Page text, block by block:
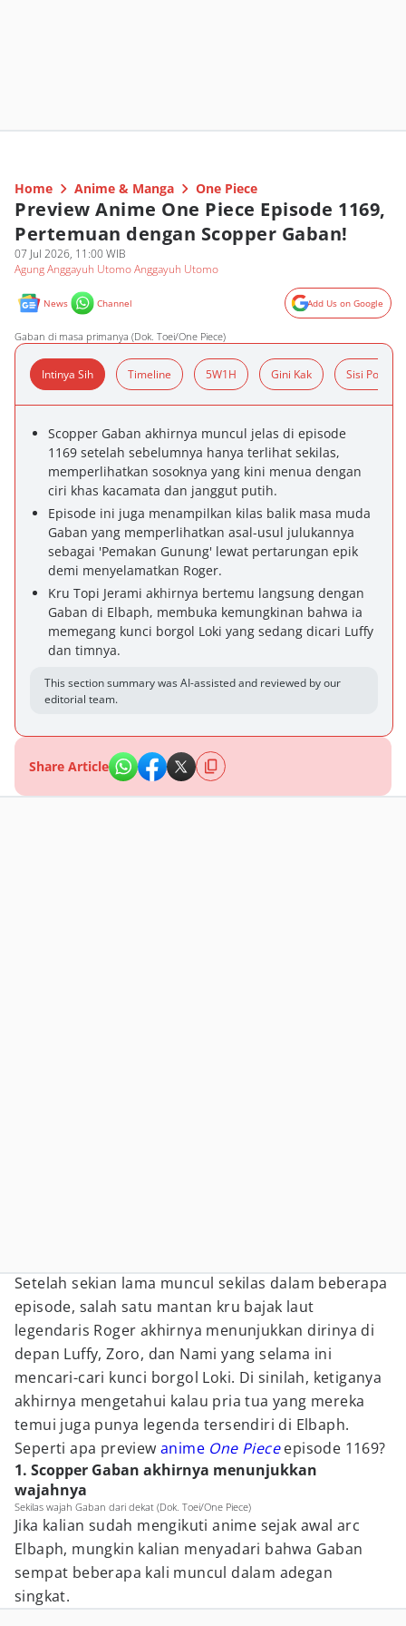
Home Anime & Manga One Piece
Preview Anime One Piece Episode 1169,
Pertemuan dengan Scopper Gaban!
07 Jul 2026, 11:00 WIB
Agung Anggayuh Utomo Anggayuh Utomo
News Channel Add Us on Google
Gaban di masa primanya (Dok. Toei/One Piece)
Intinya Sih Timeline 5W1H Gini Kak Sisi Positif
Scopper Gaban akhirnya muncul jelas di episode
1169 setelah sebelumnya hanya terlihat sekilas,
memperlihatkan sosoknya yang kini menua dengan
ciri khas kacamata dan janggut putih.
Episode ini juga menampilkan kilas balik masa muda
Gaban yang memperlihatkan asal-usul julukannya
sebagai 'Pemakan Gunung' lewat pertarungan epik
demi menyelamatkan Roger.
Kru Topi Jerami akhirnya bertemu langsung dengan
Gaban di Elbaph, membuka kemungkinan bahwa ia
memegang kunci borgol Loki yang sedang dicari Luffy
dan timnya.
This section summary was AI-assisted and reviewed by our
editorial team.
Share Article
Setelah sekian lama muncul sekilas dalam beberapa
episode, salah satu mantan kru bajak laut
legendaris Roger akhirnya menunjukkan dirinya di
depan Luffy, Zoro, dan Nami yang selama ini
mencari-cari kunci borgol Loki. Di sinilah, ketiganya
akhirnya mengetahui kalau pria tua yang mereka
temui juga punya legenda tersendiri di Elbaph.
Seperti apa preview anime One Piece episode 1169?
1. Scopper Gaban akhirnya menunjukkan
wajahnya
Sekilas wajah Gaban dari dekat (Dok. Toei/One Piece)
Jika kalian sudah mengikuti anime sejak awal arc
Elbaph, mungkin kalian menyadari bahwa Gaban
sempat beberapa kali muncul dalam adegan
singkat.